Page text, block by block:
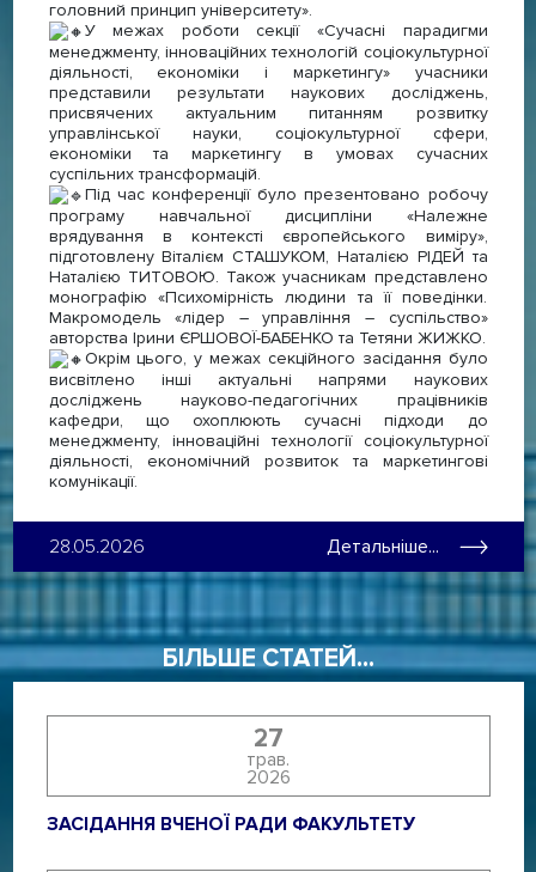
головний принцип університету».
У межах роботи секції «Сучасні парадигми
менеджменту, інноваційних технологій соціокультурної
діяльності, економіки і маркетингу» учасники
представили результати наукових досліджень,
присвячених актуальним питанням розвитку
управлінської науки, соціокультурної сфери,
економіки та маркетингу в умовах сучасних
суспільних трансформацій.
Під час конференції було презентовано робочу
програму навчальної дисципліни «Належне
врядування в контексті європейського виміру»,
підготовлену Віталієм СТАШУКОМ, Наталією РІДЕЙ та
Наталією ТИТОВОЮ. Також учасникам представлено
монографію «Психомірність людини та її поведінки.
Макромодель «лідер – управління – суспільство»
авторства Ірини ЄРШОВОЇ-БАБЕНКО та Тетяни ЖИЖКО.
Окрім цього, у межах секційного засідання було
висвітлено інші актуальні напрями наукових
досліджень науково-педагогічних працівників
кафедри, що охоплюють сучасні підходи до
менеджменту, інноваційні технології соціокультурної
діяльності, економічний розвиток та маркетингові
комунікації.
28.05.2026 Детальніше...
БІЛЬШЕ СТАТЕЙ...
27
трав.
2026
ЗАСІДАННЯ ВЧЕНОЇ РАДИ ФАКУЛЬТЕТУ